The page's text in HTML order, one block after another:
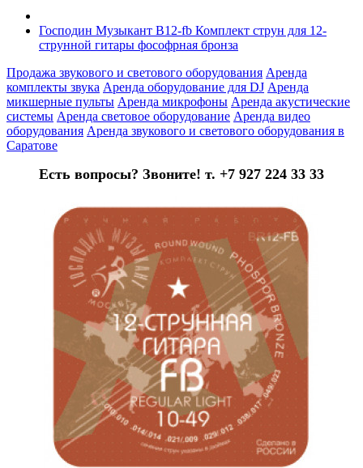
Господин Музыкант B12-fb Комплект струн для 12-
струнной гитары фософрная бронза
Продажа звукового и светового оборудования Аренда
комплекты звука Аренда оборудование для DJ Аренда
микшерные пульты Аренда микрофоны Аренда акустические
системы Аренда световое оборудование Аренда видео
оборудования Аренда звукового и светового оборудования в
Саратове
Есть вопросы? Звоните! т. +7 927 224 33 33